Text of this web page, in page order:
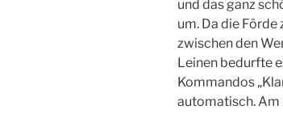
und das ganz
um. Da die
zwischen den
Leinen bedurfte
Kommandos
automatisch. Am